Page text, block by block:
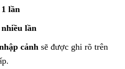
lần
lần
cảnh sẽ được ghi rõ trên